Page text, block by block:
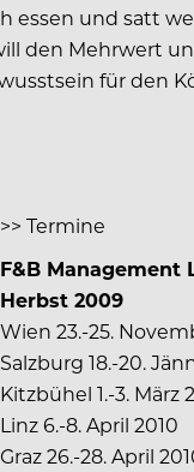
essen und satt
den Mehrwert
für den
>> Termine
F&B Management
Herbst 2009
Wien 23.-25.
Salzburg 18.-20.
Kitzbühel 1.-3. März
Linz 6.-8. April 2010
Graz 26.-28. April